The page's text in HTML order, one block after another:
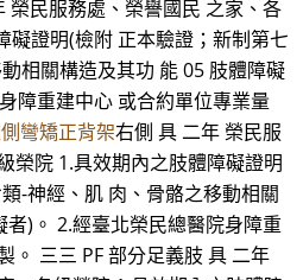
榮民服務處、榮譽國民 之家、各
礙證明(檢附 正本驗證；新制第七
相關構造及其功 能 05 肢體障礙
障重建中心 或合約單位專業量
彎矯正背架右側 具 二年 榮民服
榮院 1.具效期內之肢體障礙證明
-神經、肌 肉、骨骼之移動相關
)。 2.經臺北榮民總醫院身障重
。 三三 PF 部分足義肢 具 二年